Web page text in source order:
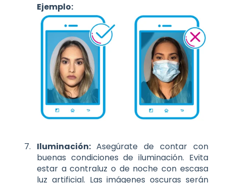
Ejemplo:
Iluminación: Asegúrate de contar con
buenas condiciones de iluminación. Evita
estar a contraluz o de noche con escasa
luz artificial. Las imágenes oscuras serán